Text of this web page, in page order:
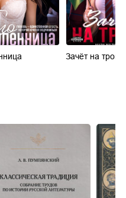
Зачёт на троих